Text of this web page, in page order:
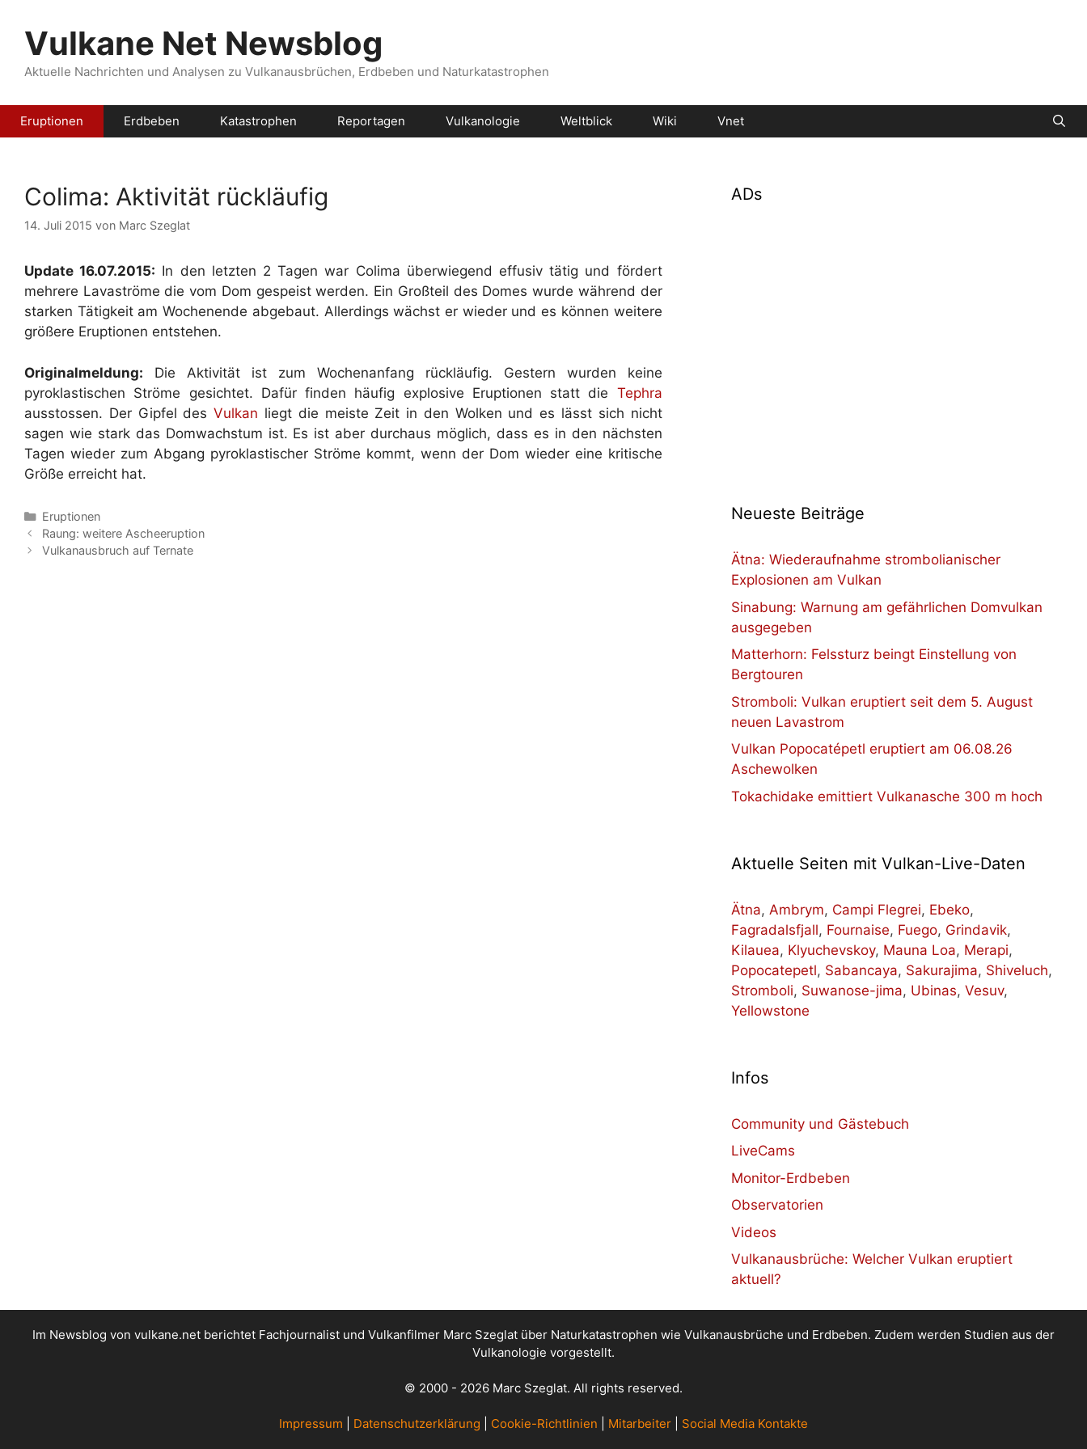
Inhalt
springenVulkane Net Newsblog
Aktuelle Nachrichten und Analysen zu Vulkanausbrüchen, Erdbeben und Naturkatastrophen
Eruptionen Erdbeben Katastrophen Reportagen Vulkanologie Weltblick Wiki Vnet
Colima: Aktivität rückläufig
14. Juli 2015 von Marc Szeglat
Update 16.07.2015: In den letzten 2 Tagen war Colima überwiegend effusiv tätig und fördert
mehrere Lavaströme die vom Dom gespeist werden. Ein Großteil des Domes wurde während der
starken Tätigkeit am Wochenende abgebaut. Allerdings wächst er wieder und es können weitere
größere Eruptionen entstehen.
Originalmeldung: Die Aktivität ist zum Wochenanfang rückläufig. Gestern wurden keine
pyroklastischen Ströme gesichtet. Dafür finden häufig explosive Eruptionen statt die Tephra
ausstossen. Der Gipfel desVulkan liegt die meiste Zeit in den Wolken und es lässt sich nicht
sagen wie stark das Domwachstum ist. Es ist aber durchaus möglich, dass es in den nächsten
Tagen wieder zum Abgang pyroklastischer Ströme kommt, wenn der Dom wieder eine kritische
Größe erreicht hat.
Kategorien
Eruptionen
Raung: weitere Ascheeruption
Vulkanausbruch auf Ternate
ADs
Neueste Beiträge
Ätna: Wiederaufnahme strombolianischer
Explosionen am Vulkan
Sinabung: Warnung am gefährlichen Domvulkan
ausgegeben
Matterhorn: Felssturz beingt Einstellung von
Bergtouren
Stromboli: Vulkan eruptiert seit dem 5. August
neuen Lavastrom
Vulkan Popocatépetl eruptiert am 06.08.26
Aschewolken
Tokachidake emittiert Vulkanasche 300 m hoch
Aktuelle Seiten mit Vulkan-Live-Daten
Ätna, Ambrym, Campi Flegrei, Ebeko,
Fagradalsfjall, Fournaise, Fuego, Grindavik,
Kilauea, Klyuchevskoy, Mauna Loa, Merapi,
Popocatepetl, Sabancaya, Sakurajima, Shiveluch,
Stromboli, Suwanose-jima, Ubinas, Vesuv,
Yellowstone
Infos
Community und Gästebuch
LiveCams
Monitor-Erdbeben
Observatorien
Videos
Vulkanausbrüche: Welcher Vulkan eruptiert
aktuell?
Im Newsblog von vulkane.net berichtet Fachjournalist und Vulkanfilmer Marc Szeglat über Naturkatastrophen wie Vulkanausbrüche und Erdbeben. Zudem werden Studien aus der
Vulkanologie vorgestellt.
© 2000 - 2026 Marc Szeglat. All rights reserved.
Impressum Datenschutzerklärung Cookie-Richtlinien Mitarbeiter Social Media Kontakte